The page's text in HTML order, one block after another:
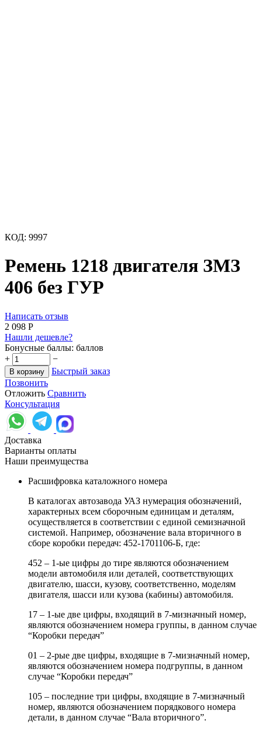
КОД: 9997
Ремень 1218 двигателя ЗМЗ
406 без ГУР
Написать отзыв
2 098 Р
Нашли дешевле?
Бонусные баллы: баллов
+
−
В корзину
Быстрый заказ
Позвонить
Отложить Сравнить
Консультация
Доставка
Варианты оплаты
Наши преимущества
Расшифровка каталожного номера
В каталогах автозавода УАЗ нумерация обозначений,
характерных всем сборочным единицам и деталям,
осуществляется в соответствии с единой семизначной
системой. Например, обозначение вала вторичного в
сборе коробки передач: 452-1701106-Б, где:
452 – 1-ые цифры до тире являются обозначением
модели автомобиля или деталей, соответствующих
двигателю, шасси, кузову, соответственно, моделям
двигателя, шасси или кузова (кабины) автомобиля.
17 – 1-ые две цифры, входящий в 7-мизначный номер,
являются обозначением номера группы, в данном случае
“Коробки передач”
01 – 2-рые две цифры, входящие в 7-мизначный номер,
являются обозначением номера подгруппы, в данном
случае “Коробки передач”
105 – последние три цифры, входящие в 7-мизначный
номер, являются обозначением порядкового номера
детали, в данном случае “Вала вторичного”.